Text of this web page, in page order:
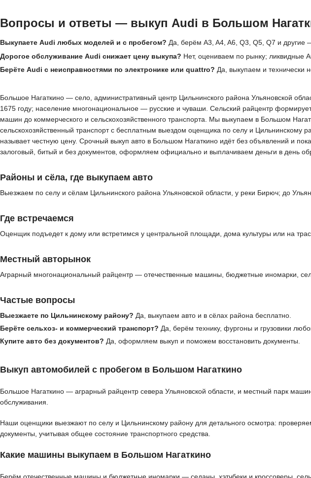
Вопросы и ответы — выкуп Audi в Большом
Выкупаете Audi любых моделей и с пробегом? Да, берём A3, A4, A6, Q3, Q5, Q7 и
Дорогое обслуживание Audi снижает цену выкупа? Нет, оцениваем по рынку; ликвидные
Берёте Audi с неисправностями по электронике или quattro? Да, выкупаем и технически
Большое Нагаткино — село, административный центр Цильнинского района Ульяновской
1675 году; население многонациональное — русские и чуваши. Сельский райцентр
машин до коммерческого и сельскохозяйственного транспорта. Мы выкупаем в Большом
сельскохозяйственный транспорт с бесплатным выездом оценщика по селу и Цильнинскому
называет честную цену. Срочный выкуп авто в Большом Нагаткино идёт без объявлений и
залоговый, битый и без документов, оформляем официально и выплачиваем деньги в день
Районы и сёла, где выкупаем авто
Выезжаем по селу и сёлам Цильнинского района Ульяновской области, у реки Бирюч; до
Где встречаемся
Оценщик подъедет к дому или встретимся у центральной площади, дома культуры или на
Местный авторынок
Аграрный многонациональный райцентр — отечественные машины, бюджетные иномарки,
Частые вопросы
Выезжаете по Цильнинскому району? Да, выкупаем авто и в сёлах района бесплатно.
Берёте сельхоз- и коммерческий транспорт? Да, берём технику, фургоны и грузовики
Купите авто без документов? Да, оформляем выкуп и поможем восстановить документы.
Выкуп автомобилей с пробегом в Большом Нагаткино
Большое Нагаткино — аграрный райцентр севера Ульяновской области, и местный парк
обслуживания.
Наши оценщики выезжают по селу и Цильнинскому району для детального осмотра:
документы, учитывая общее состояние транспортного средства.
Какие машины выкупаем в Большом Нагаткино